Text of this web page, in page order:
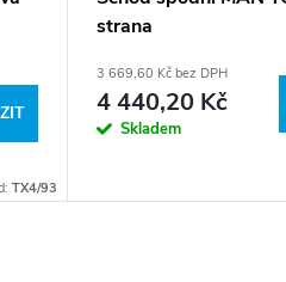
TX4/93
strana
3 669,60 Kč bez DPH
4 440,20 Kč
Skladem